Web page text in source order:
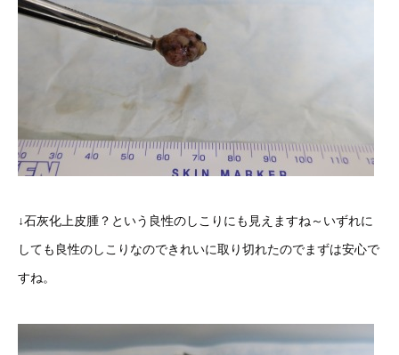
↓石灰化上皮腫？という良性のしこりにも見えますね～いずれに
しても良性のしこりなのできれいに取り切れたのでまずは安心で
すね。